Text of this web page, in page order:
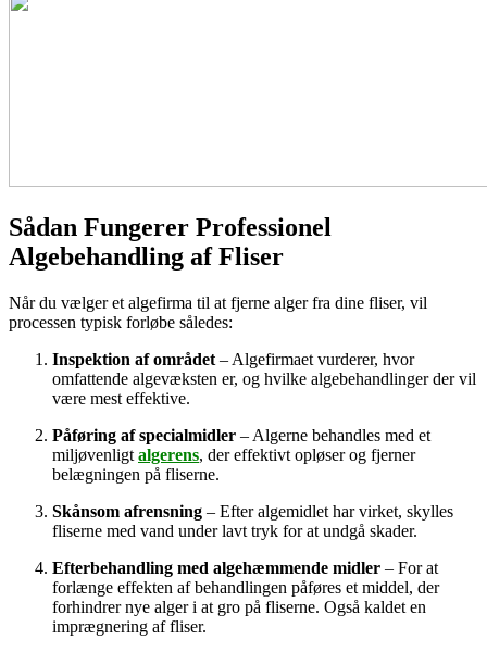
Sådan Fungerer Professionel
Algebehandling af Fliser
Når du vælger et algefirma til at fjerne alger fra dine fliser, vil
processen typisk forløbe således:
Inspektion af området – Algefirmaet vurderer, hvor
omfattende algevæksten er, og hvilke algebehandlinger der vil
være mest effektive.
Påføring af specialmidler – Algerne behandles med et
miljøvenligt algerens, der effektivt opløser og fjerner
belægningen på fliserne.
Skånsom afrensning – Efter algemidlet har virket, skylles
fliserne med vand under lavt tryk for at undgå skader.
Efterbehandling med algehæmmende midler – For at
forlænge effekten af behandlingen påføres et middel, der
forhindrer nye alger i at gro på fliserne. Også kaldet en
imprægnering af fliser.